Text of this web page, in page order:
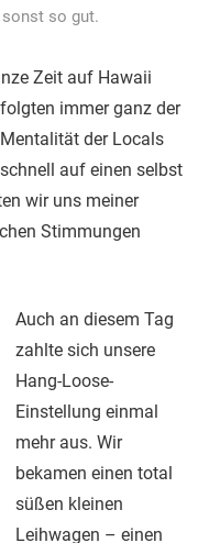
so gut.
Zeit auf Hawaii
immer ganz der
der Locals
auf einen selbst
wir uns meiner
Stimmungen
Auch an diesem Tag
zahlte sich unsere
Hang-Loose-
Einstellung einmal
mehr aus. Wir
bekamen einen total
süßen kleinen
Leihwagen – einen